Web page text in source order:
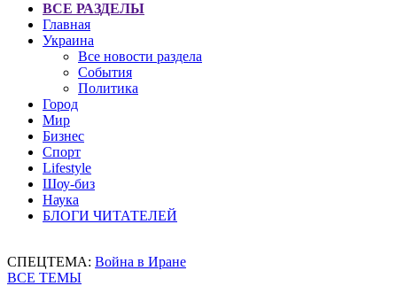
ВСЕ РАЗДЕЛЫ
Главная
Украина
Все новости раздела
События
Политика
Город
Мир
Бизнес
Спорт
Lifestyle
Шоу-биз
Наука
БЛОГИ ЧИТАТЕЛЕЙ
СПЕЦТЕМА: Война в Иране
ВСЕ ТЕМЫ